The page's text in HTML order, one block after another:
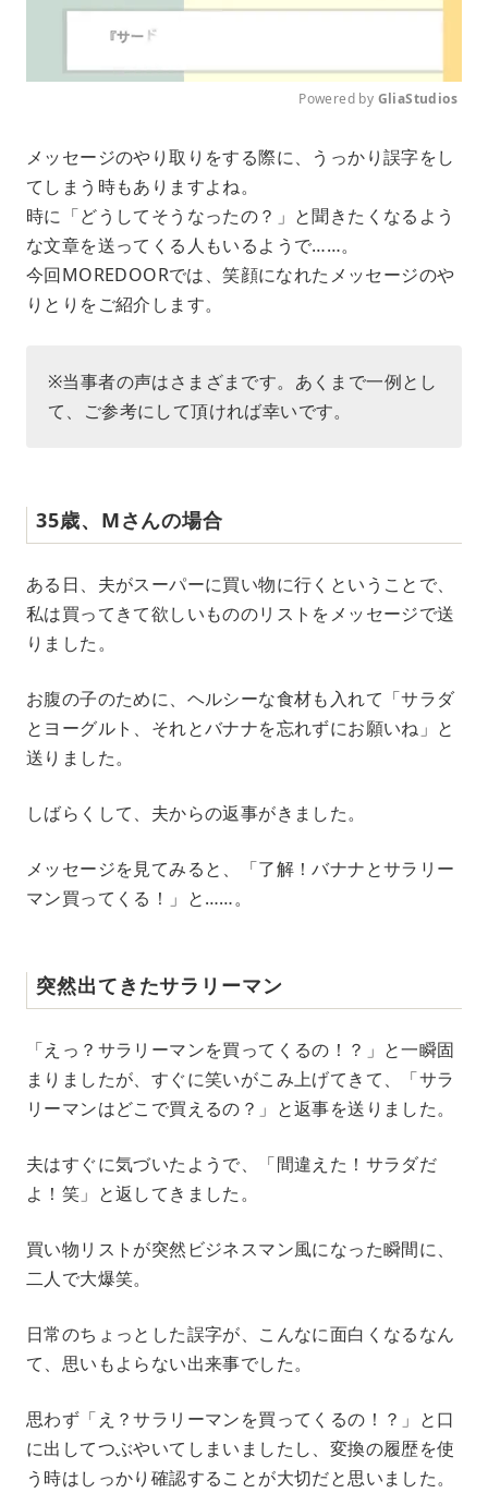
u
e
Powered by GliaStudios
メッセージのやり取りをする際に、うっかり誤字をし
てしまう時もありますよね。
時に「どうしてそうなったの？」と聞きたくなるよう
な文章を送ってくる人もいるようで……。
今回MOREDOORでは、笑顔になれたメッセージのや
りとりをご紹介します。
※当事者の声はさまざまです。あくまで一例とし
て、ご参考にして頂ければ幸いです。
35歳、Mさんの場合
ある日、夫がスーパーに買い物に行くということで、
私は買ってきて欲しいもののリストをメッセージで送
りました。
お腹の子のために、ヘルシーな食材も入れて「サラダ
とヨーグルト、それとバナナを忘れずにお願いね」と
送りました。
しばらくして、夫からの返事がきました。
メッセージを見てみると、「了解！バナナとサラリー
マン買ってくる！」と……。
突然出てきたサラリーマン
「えっ？サラリーマンを買ってくるの！？」と一瞬固
まりましたが、すぐに笑いがこみ上げてきて、「サラ
リーマンはどこで買えるの？」と返事を送りました。
夫はすぐに気づいたようで、「間違えた！サラダだ
よ！笑」と返してきました。
買い物リストが突然ビジネスマン風になった瞬間に、
二人で大爆笑。
日常のちょっとした誤字が、こんなに面白くなるなん
て、思いもよらない出来事でした。
思わず「え？サラリーマンを買ってくるの！？」と口
に出してつぶやいてしまいましたし、変換の履歴を使
う時はしっかり確認することが大切だと思いました。